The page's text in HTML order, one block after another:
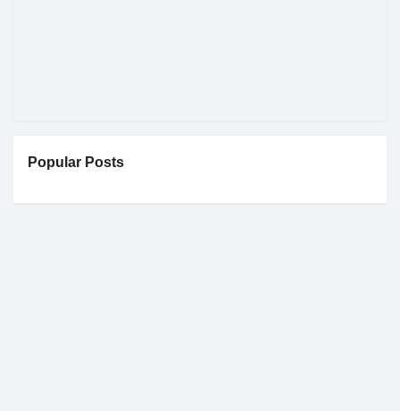
Popular Posts